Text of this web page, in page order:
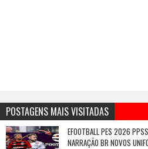
POSTAGENS MAIS VISITADAS
EFOOTBALL PES 2026
NARRAÇÃO BR NOVOS